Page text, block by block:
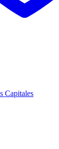
Capitales